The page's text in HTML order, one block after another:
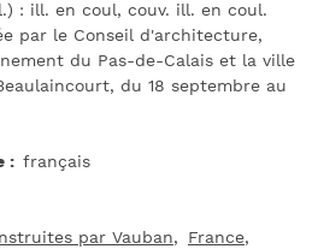
: ill. en coul, couv. ill. en coul.
par le Conseil d'architecture,
du Pas-de-Calais et la ville
du 18 septembre au
français
par Vauban
France